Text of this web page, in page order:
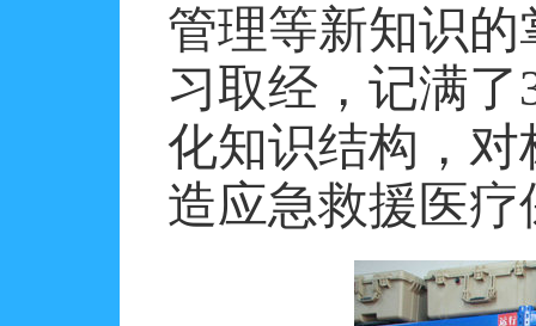
管理等新知识
习取经，记满了
化知识结构，
造应急救援医疗